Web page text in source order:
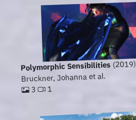
Polymorphic Sensibilities (2019)
Bruckner, Johanna et al.
3 1